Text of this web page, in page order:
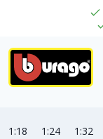
1:18 1:24 1:32